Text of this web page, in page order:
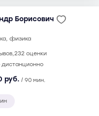
Борисович
физика
232 оценки
руб. / 90 мин.